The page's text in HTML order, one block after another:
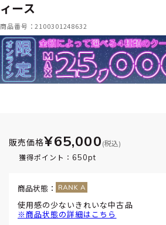
ィース
商品番号：2100301248632
販売価格¥65,000 (税込)
獲得ポイント： 650pt
商品状態：
使用感の少ないきれいな中古品
※商品状態の詳細はこちら